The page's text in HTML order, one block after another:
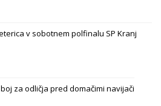
v sobotnem polfinalu SP Kranj
za odličja pred domačimi navijači